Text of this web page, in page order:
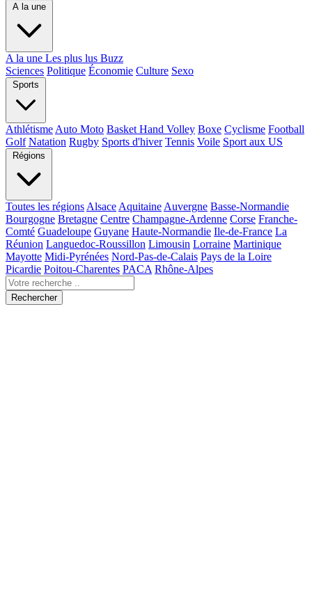
A la une
A la une Les plus lus Buzz
Sciences Politique Économie Culture Sexo
Sports
Athlétisme Auto Moto Basket Hand Volley Boxe Cyclisme Football
Golf Natation Rugby Sports d'hiver Tennis Voile Sport aux US
Régions
Toutes les régions Alsace Aquitaine Auvergne Basse-Normandie
Bourgogne Bretagne Centre Champagne-Ardenne Corse Franche-
Comté Guadeloupe Guyane Haute-Normandie Ile-de-France La
Réunion Languedoc-Roussillon Limousin Lorraine Martinique
Mayotte Midi-Pyrénées Nord-Pas-de-Calais Pays de la Loire
Picardie Poitou-Charentes PACA Rhône-Alpes
Rechercher